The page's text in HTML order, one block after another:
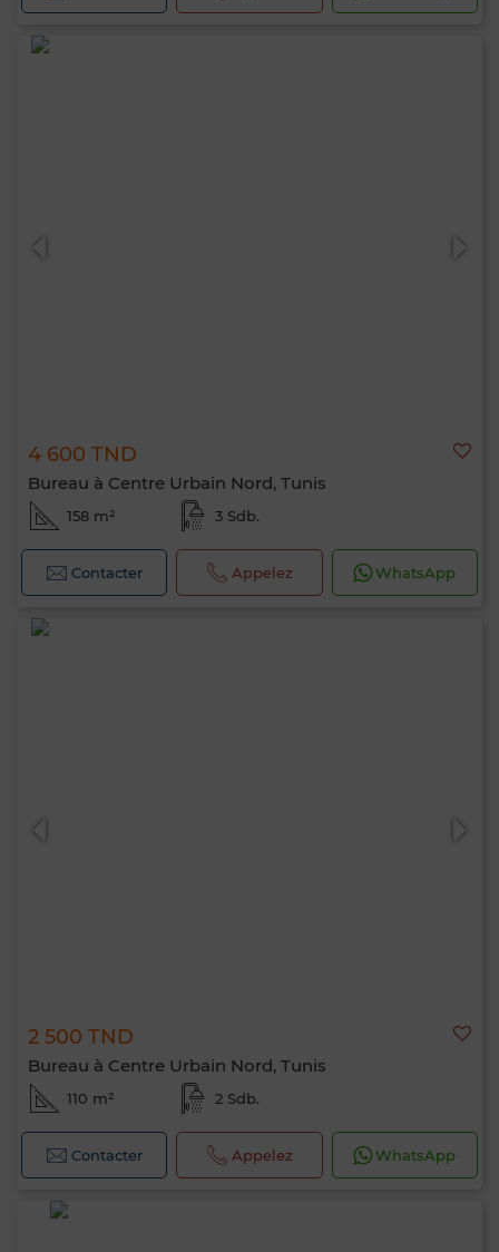
4 600 TND
Bureau à Centre Urbain Nord, Tunis
158 m² 3 Sdb.
Contacter Appelez WhatsApp
2 500 TND
Bureau à Centre Urbain Nord, Tunis
110 m² 2 Sdb.
Contacter Appelez WhatsApp